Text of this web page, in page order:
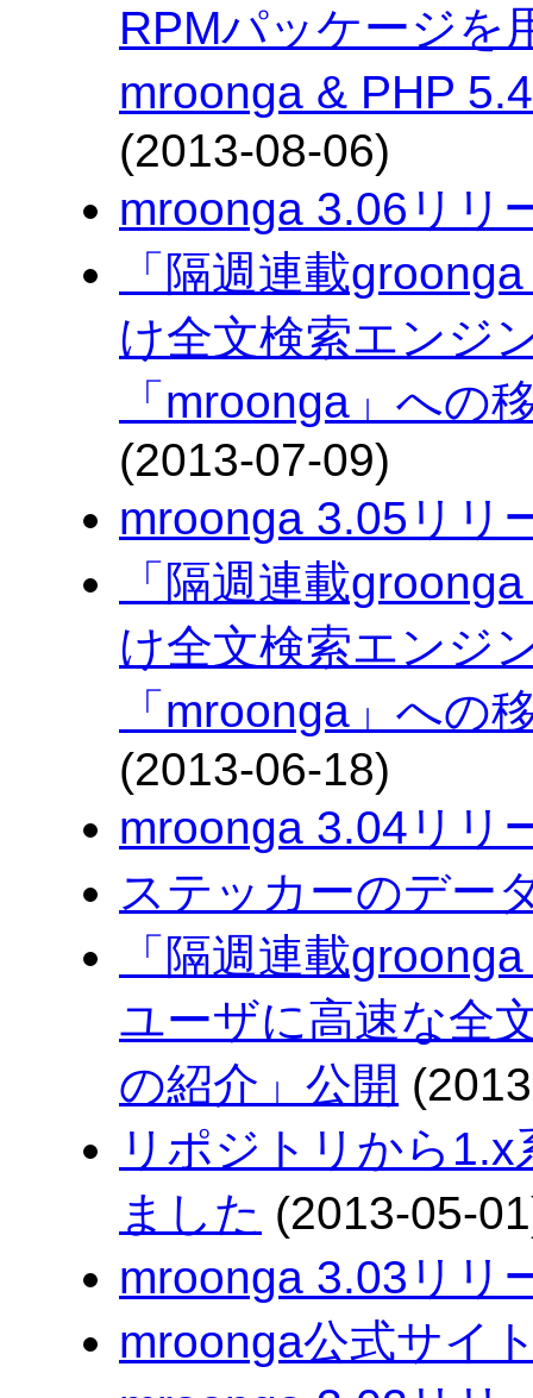
RPMパッケージを
mroonga & PHP
(2013-08-06)
mroonga 3.06リリ
「隔週連載
け全文検索エンジ
「mroonga」への
(2013-07-09)
mroonga 3.05リリ
「隔週連載
け全文検索エンジ
「mroonga」への
(2013-06-18)
mroonga 3.04リリ
ステッカーのデー
「隔週連載
ユーザに高速な全
の紹介」公開
リポジトリから
ました (2013-05-
mroonga 3.03リリ
mroonga公式サイ